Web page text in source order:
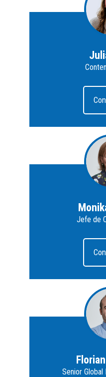
Jefe de
Senior